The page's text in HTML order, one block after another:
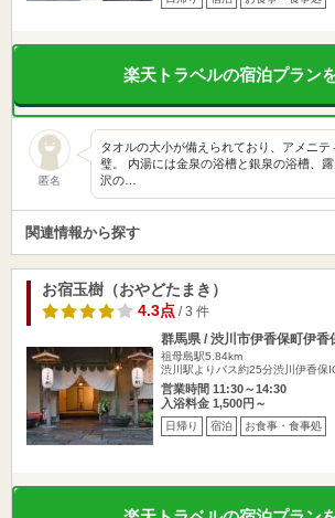
楽天トラベルの宿泊プラン
匿名
タオルの大小が備えられており、アメニ
璧。 内湯には金泉の浴槽と銀泉の浴槽、
沢の…
関連情報から探す
お宿玉樹（おやどたまき）
4.3点/ 3 件
群馬県 / 渋川市伊香保町伊香
祖母島駅5.84km
渋川駅よりバス約25分渋川伊香保
営業時間 11:30～14:30
入浴料金 1,500円～
日帰り 宿泊 お食事・食事処